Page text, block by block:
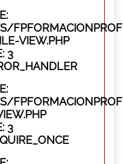
VIEW.PHP
3
3